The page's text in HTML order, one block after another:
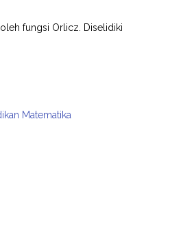
fungsi Orlicz. Diselidiki
Matematika